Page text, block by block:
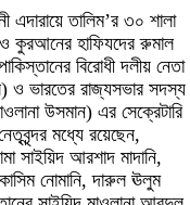
এদারায়ে তালিম’র ৩০ শালা
ও কুরআনের হাফিযদের রুমাল
বিরোধী দলীয় নেতা
ও ভারতের রাজ্যসভার সদস্য
উসমান) এর সেক্রেটারি
মধ্যে রয়েছেন,
সাইয়িদ আরশাদ মাদানি,
নোমানি, দারুল ঊলুম